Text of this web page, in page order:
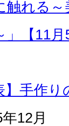
触れる
」【11
】手作
12月